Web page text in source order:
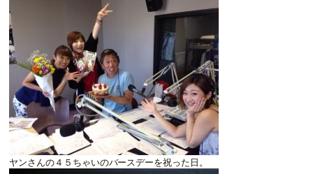
ヤンさんの４５ちゃいのバースデーを祝った日。